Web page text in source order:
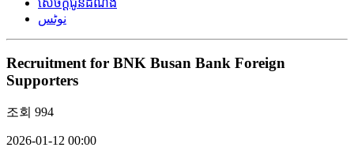
نوٹس
Recruitment for BNK Busan Bank Foreign
Supporters
조회 994
2026-01-12 00:00